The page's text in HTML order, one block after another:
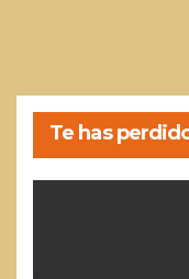
Te has